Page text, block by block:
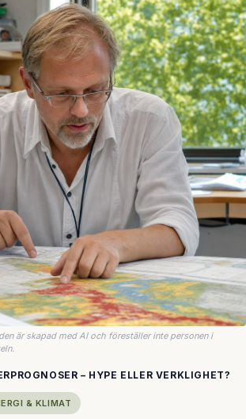
är skapad med AI och föreställer inte personen i
– HYPE ELLER VERKLIGHET?
& KLIMAT